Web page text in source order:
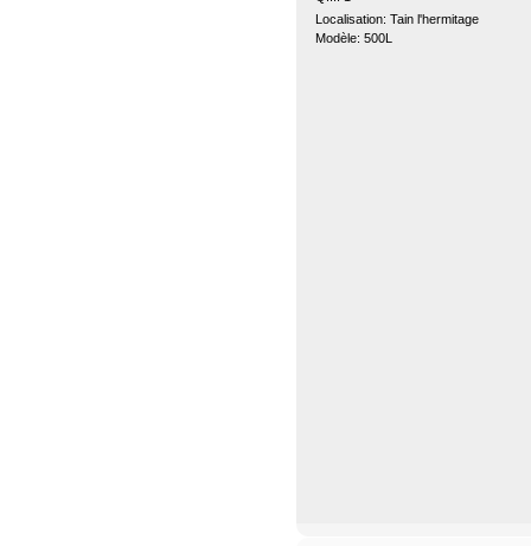
Localisation: Tain l'hermitage
Modèle: 500L